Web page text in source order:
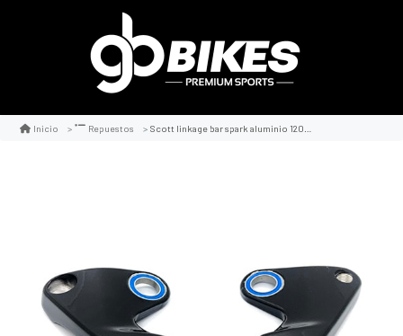
Inicio Repuestos Scott linkage bar spark aluminio 120mm